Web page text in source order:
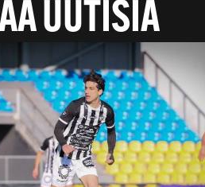
UUTISIA